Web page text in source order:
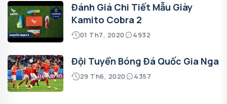
Đánh Giá Chi Tiết Mẫu Giày
Kamito Cobra 2
01 Th7, 2020 4932
Đội Tuyển Bóng Đá Quốc Gia Nga
29 Th6, 2020 4357